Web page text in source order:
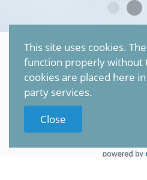
2026
Petr Sonnenschein
All rights reserved |TRANSCON
This site uses cookies.
function properly without
cookies are placed here
party services.
Close